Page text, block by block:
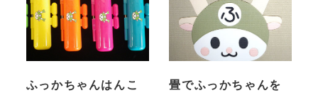
ふっかちゃんはんこ
畳でふっかちゃんを